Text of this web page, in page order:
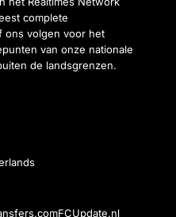
complete
ons volgen voor het
van onze nationale
de landsgrenzen.
FCUpdate.nl